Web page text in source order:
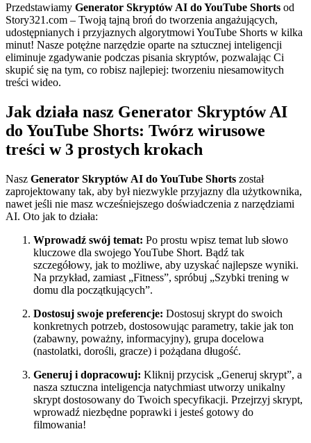
Przedstawiamy Generator Skryptów AI do YouTube Shorts od
Story321.com – Twoją tajną broń do tworzenia angażujących,
udostępnianych i przyjaznych algorytmowi YouTube Shorts w kilka
minut! Nasze potężne narzędzie oparte na sztucznej inteligencji
eliminuje zgadywanie podczas pisania skryptów, pozwalając Ci
skupić się na tym, co robisz najlepiej: tworzeniu niesamowitych
treści wideo.
Jak działa nasz Generator Skryptów AI
do YouTube Shorts: Twórz wirusowe
treści w 3 prostych krokach
Nasz Generator Skryptów AI do YouTube Shorts został
zaprojektowany tak, aby był niezwykle przyjazny dla użytkownika,
nawet jeśli nie masz wcześniejszego doświadczenia z narzędziami
AI. Oto jak to działa:
Wprowadź swój temat: Po prostu wpisz temat lub słowo
kluczowe dla swojego YouTube Short. Bądź tak
szczegółowy, jak to możliwe, aby uzyskać najlepsze wyniki.
Na przykład, zamiast „Fitness”, spróbuj „Szybki trening w
domu dla początkujących”.
Dostosuj swoje preferencje: Dostosuj skrypt do swoich
konkretnych potrzeb, dostosowując parametry, takie jak ton
(zabawny, poważny, informacyjny), grupa docelowa
(nastolatki, dorośli, gracze) i pożądana długość.
Generuj i dopracowuj: Kliknij przycisk „Generuj skrypt”, a
nasza sztuczna inteligencja natychmiast utworzy unikalny
skrypt dostosowany do Twoich specyfikacji. Przejrzyj skrypt,
wprowadź niezbędne poprawki i jesteś gotowy do
filmowania!